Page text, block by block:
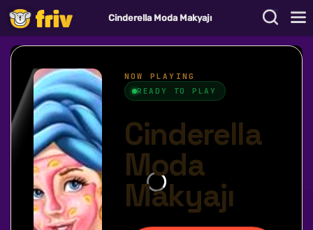
Cinderella Moda Makyajı